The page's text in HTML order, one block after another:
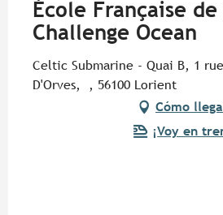
École Française
Challenge Ocean
Celtic Submarine - Quai B, 1
D'Orves, , 56100 Lorient
Cómo
¡Voy en